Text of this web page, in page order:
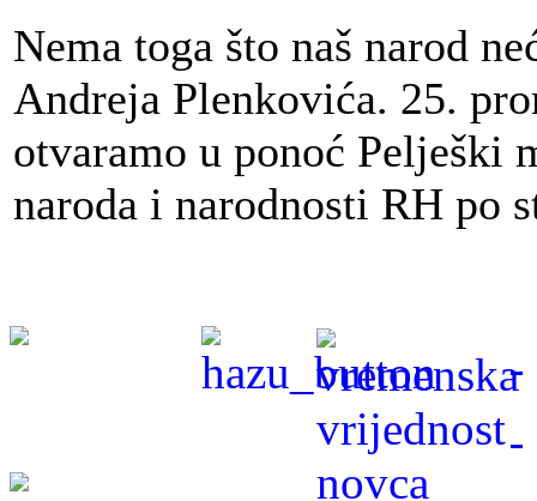
Nema toga što naš narod
Andreja Plenkovića. 25.
otvaramo u ponoć Pelješki
naroda i narodnosti RH po